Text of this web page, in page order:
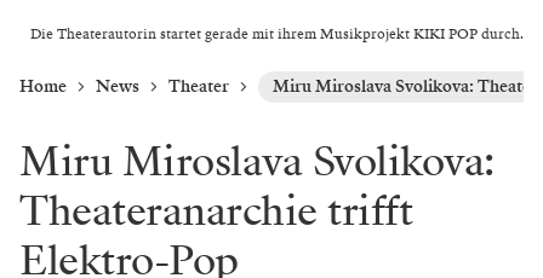
Die Theaterautorin startet gerade mit ihrem Musikprojekt KIKI POP durch.
Home News Theater Miru Miroslava Svolikova:
Miru Miroslava Svolikova:
Theateranarchie trifft
Elektro-Pop